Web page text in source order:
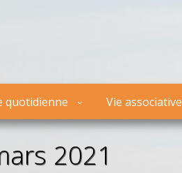
2021
quotidienne Vie associative